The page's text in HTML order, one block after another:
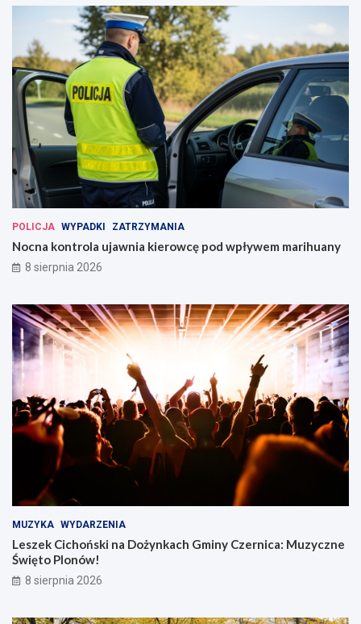
POLICJA WYPADKI ZATRZYMANIA
Nocna kontrola ujawnia kierowcę pod wpływem marihuany
8 sierpnia 2026
MUZYKA WYDARZENIA
Leszek Cichoński na Dożynkach Gminy Czernica: Muzyczne
Święto Plonów!
8 sierpnia 2026